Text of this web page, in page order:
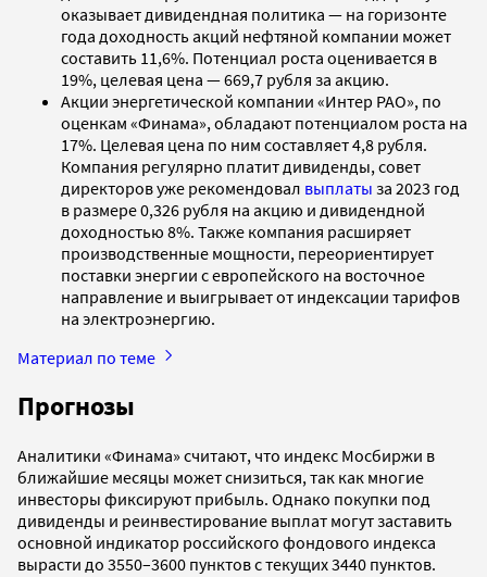
оказывает дивидендная политика — на горизонте
года доходность акций нефтяной компании может
составить 11,6%. Потенциал роста оценивается в
19%, целевая цена — 669,7 рубля за акцию.
Акции энергетической компании «Интер РАО», по
оценкам «Финама», обладают потенциалом роста на
17%. Целевая цена по ним составляет 4,8 рубля.
Компания регулярно платит дивиденды, совет
директоров уже рекомендовал выплаты за 2023 год
в размере 0,326 рубля на акцию и дивидендной
доходностью 8%. Также компания расширяет
производственные мощности, переориентирует
поставки энергии с европейского на восточное
направление и выигрывает от индексации тарифов
на электроэнергию.
Материал по теме
Прогнозы
Аналитики «Финама» считают, что индекс Мосбиржи в
ближайшие месяцы может снизиться, так как многие
инвесторы фиксируют прибыль. Однако покупки под
дивиденды и реинвестирование выплат могут заставить
основной индикатор российского фондового индекса
вырасти до 3550–3600 пунктов с текущих 3440 пунктов.